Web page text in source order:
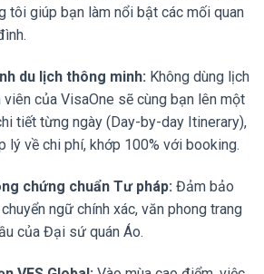
tôi giúp bạn làm nổi bật các mối quan
du lịch thông minh: Không dùng lịch
viên của VisaOne sẽ cùng bạn lên một
tiết từng ngày (Day-by-day Itinerary),
lý về chi phí, khớp 100% với booking.
chứng chuẩn Tư pháp: Đảm bảo
ngữ chính xác, văn phong trang
của Đại sứ quán Áo.